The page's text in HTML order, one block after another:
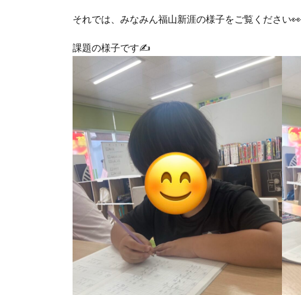
それでは、みなみん福山新涯の様子をご覧ください👀
課題の様子です✍